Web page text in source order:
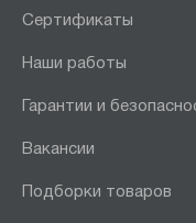
Сертификаты
Наши работы
Гарантии и
Вакансии
Подборки товаров